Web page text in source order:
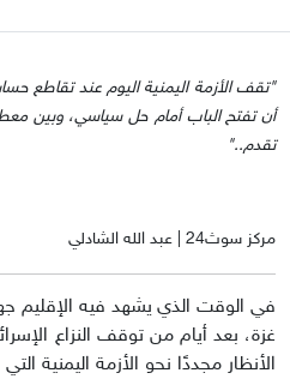
"تقف الأزمة اليمنية اليوم عند تقاطع
أن تفتح الباب أمام حل سياسي، وبين
تقدم.."
مركز سوث24 | عبد الله الشادلي
في الوقت الذي يشهد فيه الإقليم
غزة، بعد أيام من توقف النزاع
الأنظار مجددًا نحو الأزمة اليمنية